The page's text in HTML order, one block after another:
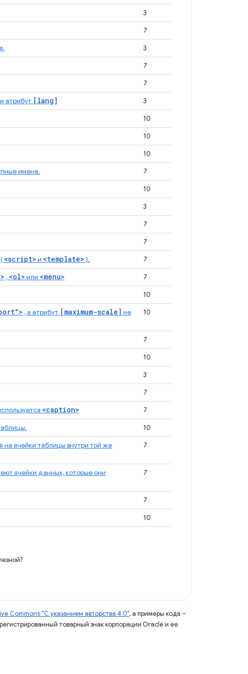
3
7
3
7
7
атрибут [lang]
3
10
10
10
имена.
7
10
3
7
7
<script> и <template> ).
7
, <ol> или <menu>
7
10
, а атрибут [maximum-scale] не
10
7
10
3
7
<caption>
7
10
на ячейки таблицы внутри той же
7
ячейки данных, которые они
7
7
10
Commons "С указанием авторства 4.0", а примеры кода –
товарный знак корпорации Oracle и ее